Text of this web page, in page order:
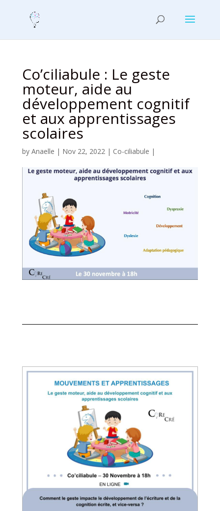
Co’ciliabule : Le geste
moteur, aide au
développement cognitif
et aux apprentissages
scolaires
by Anaelle | Nov 22, 2022| Co-ciliabule |